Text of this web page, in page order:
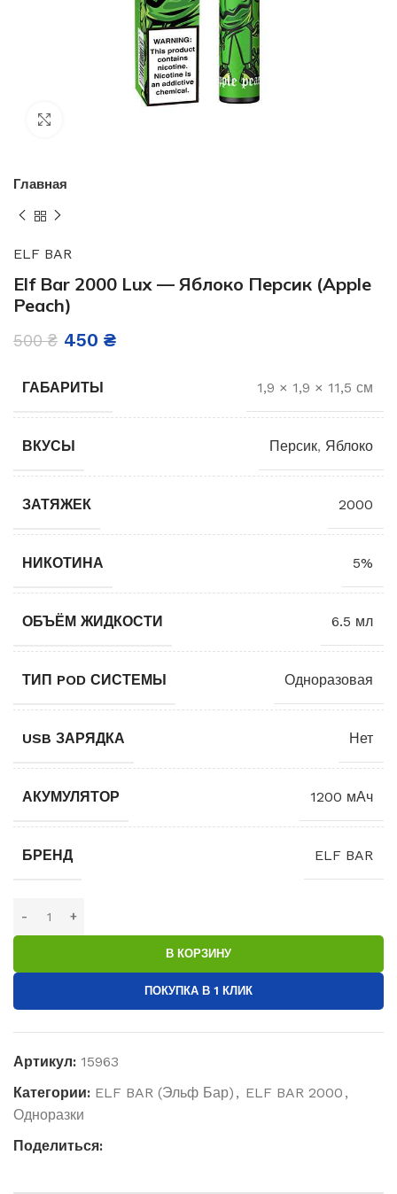
Главная
ELF BAR
Elf Bar 2000 Lux — Яблоко Персик (Apple
Peach)
500₴ 450 ₴
ГАБАРИТЫ 1,9 × 1,9 × 11,5 см
ВКУСЫ Персик, Яблоко
ЗАТЯЖЕК 2000
НИКОТИНА 5%
ОБЪЁМ ЖИДКОСТИ 6.5 мл
ТИП POD СИСТЕМЫ Одноразовая
USB ЗАРЯДКА Нет
АКУМУЛЯТОР 1200 мАч
БРЕНД ELF BAR
В КОРЗИНУ
ПОКУПКА В 1 КЛИК
Артикул: 15963
Категории: ELF BAR (Эльф Бар) , ELF BAR 2000 ,
Одноразки
Поделиться: